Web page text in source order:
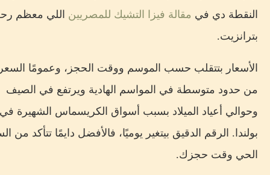
النقطة دي في مقالة فيزا التشيك للمصريين اللي معظم
بترانزيت.
الأسعار بتتقلب حسب الموسم ووقت الحجز، وعمومًا السعر
من حدود متوسطة في المواسم الهادية ويرتفع في الصيف
وحوالي أعياد الميلاد بسبب أسواق الكريسماس الشهيرة في
بولندا. الرقم الدقيق بيتغير يوميًا، فالأفضل دايمًا تتأكد من
الحي وقت حجزك.